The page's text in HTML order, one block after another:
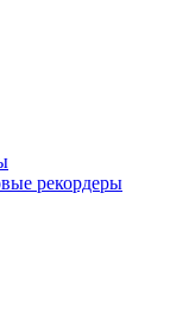
рекордеры